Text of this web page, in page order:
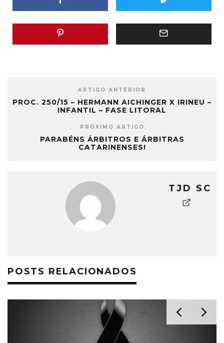
ARTIGO ANTERIOR
PROC. 250/15 – HERMANN AICHINGER X IRINEU –
INFANTIL – FASE LITORAL
PRÓXIMO ARTIGO
PARABÉNS ÁRBITROS E ÁRBITRAS
CATARINENSES!
TJD SC
POSTS RELACIONADOS